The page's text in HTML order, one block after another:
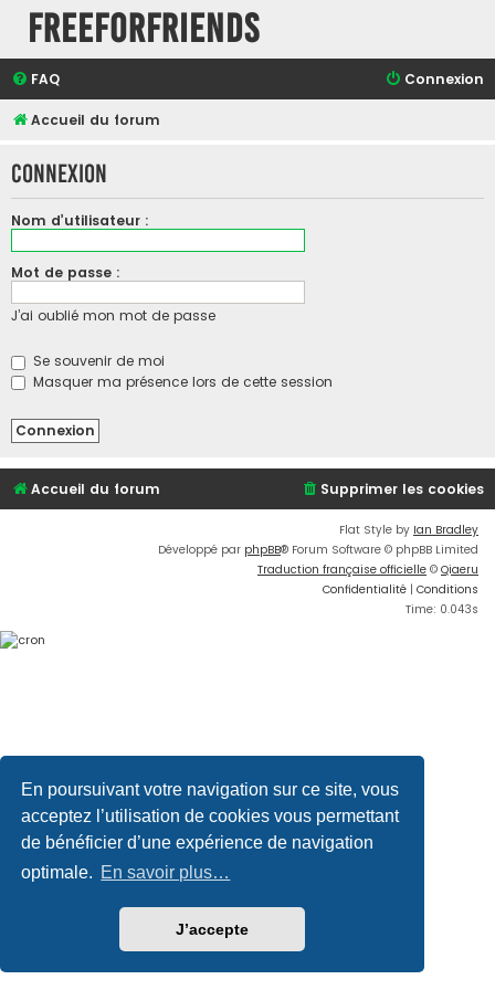
En poursuivant votre navigation sur ce site, vous
acceptez l’utilisation de cookies vous permettant
de bénéficier d’une expérience de navigation
optimale. En savoir plus…
J’accepte
FreeForFriends
FAQ Connexion
Accueil du forum
Connexion
Nom d’utilisateur :
Mot de passe :
J’ai oublié mon mot de passe
Se souvenir de moi
Masquer ma présence lors de cette session
Accueil du forum Supprimer les cookies
Flat Style by Ian Bradley
Développé par phpBB® Forum Software © phpBB Limited
Traduction française officielle © Qiaeru
Confidentialité | Conditions
Time: 0.043s